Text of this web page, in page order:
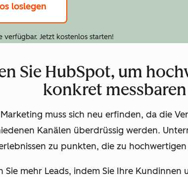
loslegen
verfügbar. Jetzt kostenlos starten!
Sie HubSpot, um
konkret
Marketing muss sich neu erfinden, da die
Kanälen überdrüssig werden.
zu punkten, die zu
Sie mehr Leads, indem Sie Ihre